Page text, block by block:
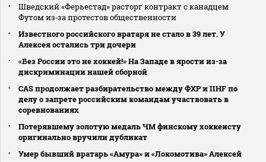
Шведский «Ферьестад» расторг контракт с канадцем
Футом из‑за протестов общественности
Известного российского вратаря не стало в 39 лет. У
Алексея остались три дочери
«Без России это не хоккей!» На Западе в ярости из-за
дискриминации нашей сборной
CAS продолжает разбирательство между ФХР и IIHF по
делу о запрете российским командам участвовать в
соревнованиях
Потерявшему золотую медаль ЧМ финскому хоккеисту
оригинально вручили дубликат
Умер бывший вратарь «Амура» и «Локомотива» Алексей